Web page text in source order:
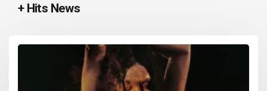
+ Hits News